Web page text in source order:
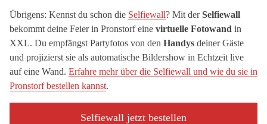
Übrigens: Kennst du schon die Selfiewall? Mit derSelfiewall
bekommt deine Feier in Pronstorf eine virtuelle Fotowand in
XXL. Du empfängst Partyfotos von den Handys deiner Gäste
und projizierst sie als automatische Bildershow in Echtzeit live
auf eine Wand. Erfahre mehr über die Selfiewall und wie du sie in
Pronstorf bestellen kannst.
Selfiewall jetzt bestellen